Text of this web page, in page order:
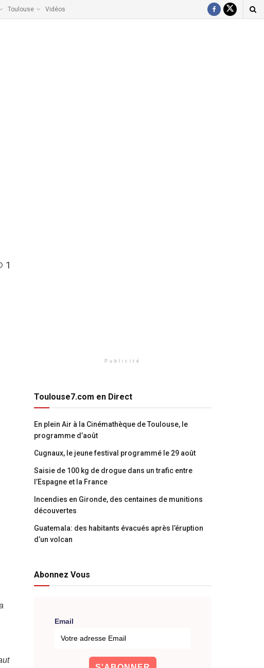
Toulouse Vidéos
1
Publicité
Toulouse7.com en Direct
En plein Air à la Cinémathèque de Toulouse, le
programme d’août
Cugnaux, le jeune festival programmé le 29 août
Saisie de 100 kg de drogue dans un trafic entre
l’Espagne et la France
Incendies en Gironde, des centaines de munitions
découvertes
Guatemala: des habitants évacués après l’éruption
d’un volcan
Abonnez Vous
Email